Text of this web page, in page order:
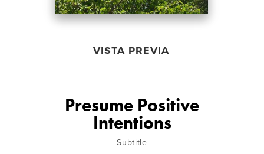
VISTA PREVIA
Presume Positive
Intentions
Subtitle